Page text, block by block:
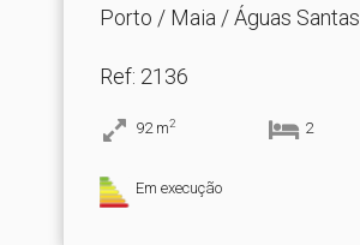
Porto / Maia / Águas Santas
Ref: 2136
92 m2 2
Em execução